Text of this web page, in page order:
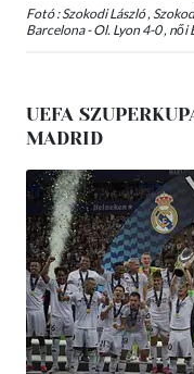
Fotó : Szokodi László ,
Barcelona - Ol. Lyon 4-0 ,
UEFA
MADRID